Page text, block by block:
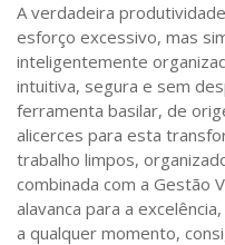
A verdadeira
esforço excessivo, mas
inteligentemente
intuitiva, segura e sem
ferramenta basilar, de
alicerces para esta
trabalho limpos,
combinada com a Gestão
alavanca para a
a qualquer momento,